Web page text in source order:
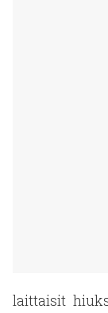
laittaisit